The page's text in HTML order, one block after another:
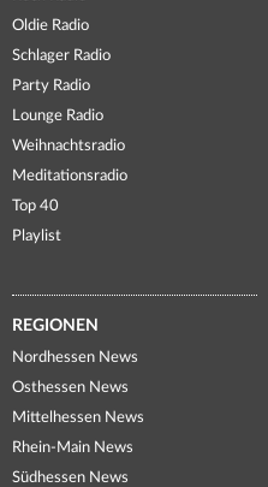
Oldie Radio
Schlager Radio
Party Radio
Lounge Radio
Weihnachtsradio
Meditationsradio
Top 40
Playlist
REGIONEN
Nordhessen News
Osthessen News
Mittelhessen News
Rhein-Main News
Südhessen News